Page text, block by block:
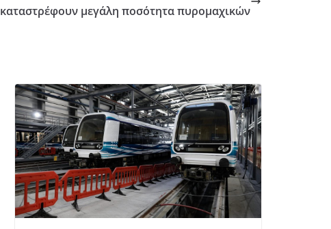
καταστρέφουν μεγάλη ποσότητα πυρομαχικών